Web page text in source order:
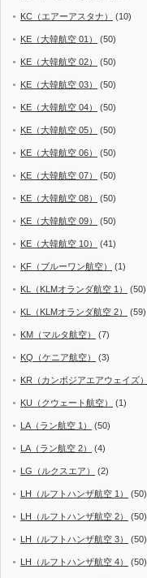
KC（エアーアスタナ） (10)
KE（大韓航空 01） (50)
KE（大韓航空 02） (50)
KE（大韓航空 03） (50)
KE（大韓航空 04） (50)
KE（大韓航空 05） (50)
KE（大韓航空 06） (50)
KE（大韓航空 07） (50)
KE（大韓航空 08） (50)
KE（大韓航空 09） (50)
KE（大韓航空 10） (41)
KF（ブルーワン航空） (1)
KL（KLMオランダ航空 1） (50)
KL（KLMオランダ航空 2） (59)
KM（マルタ航空） (7)
KQ（ケニア航空） (3)
KR（カンボジアエアウェイズ）
KU（クウェート航空） (1)
LA（ラン航空 1） (50)
LA（ラン航空 2） (4)
LG（ルクスエア） (2)
LH（ルフトハンザ航空 1） (50)
LH（ルフトハンザ航空 2） (50)
LH（ルフトハンザ航空 3） (50)
LH（ルフトハンザ航空 4） (50)